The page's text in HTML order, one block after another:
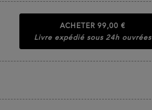
ACHETER 99,00 €
Livre expédié sous 24h ouvrées